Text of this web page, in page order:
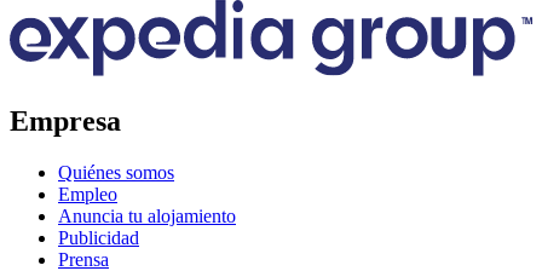
Empresa
Quiénes somos
Empleo
Anuncia tu alojamiento
Publicidad
Prensa